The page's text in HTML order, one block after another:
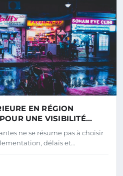
EN RÉGION
UNE VISIBILITÉ
ne se résume pas à choisir
délais et…